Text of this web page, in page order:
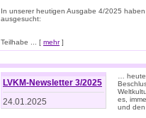
In unserer heutigen Ausgabe 4/2025
ausgesucht:
Teilhabe ... [ mehr]
LVKM-Newsletter 3/2025
24.01.2025
…
es,
und